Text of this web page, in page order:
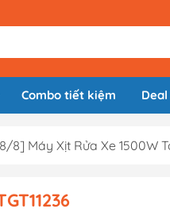
Combo tiết kiệm
8] Máy Xịt Rửa Xe 1500W